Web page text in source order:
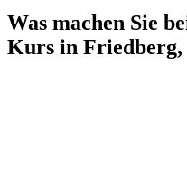
Was machen Sie
Kurs in Friedberg,